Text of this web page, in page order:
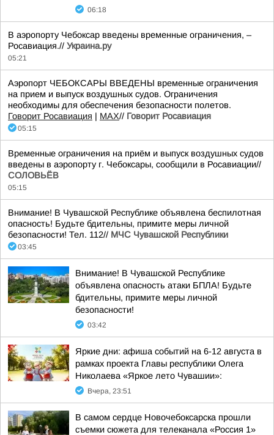
06:18
В аэропорту Чебоксар введены временные ограничения, –
Росавиация.// Украина.ру
05:21
Аэропорт ЧЕБОКСАРЫ ВВЕДЕНЫ временные ограничения
на прием и выпуск воздушных судов. Ограничения
необходимы для обеспечения безопасности полетов.
Говорит Росавиация | MАХ// Говорит Росавиация
05:15
Временные ограничения на приём и выпуск воздушных судов
введены в аэропорту г. Чебоксары, сообщили в Росавиации//
СОЛОВЬЁВ
05:15
Внимание! В Чувашской Республике объявлена беспилотная
опасность! Будьте бдительны, примите меры личной
безопасности! Тел. 112// МЧС Чувашской Республики
03:45
Внимание! В Чувашской Республике
объявлена опасность атаки БПЛА! Будьте
бдительны, примите меры личной
безопасности!
03:42
Яркие дни: афиша событий на 6-12 августа в
рамках проекта Главы республики Олега
Николаева «Яркое лето Чувашии»:
Вчера, 23:51
В самом сердце Новочебоксарска прошли
съемки сюжета для телеканала «Россия 1»